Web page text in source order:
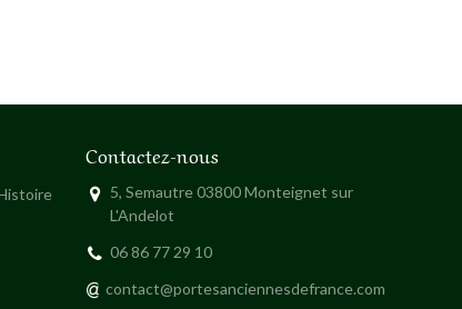
Contactez-nous
5, Semautre 03800 Monteignet sur
L'Andelot
06 86 77 29 10
contact@portesanciennesdefrance.com